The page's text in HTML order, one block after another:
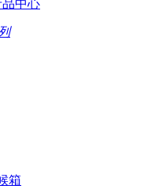
品中心
箱